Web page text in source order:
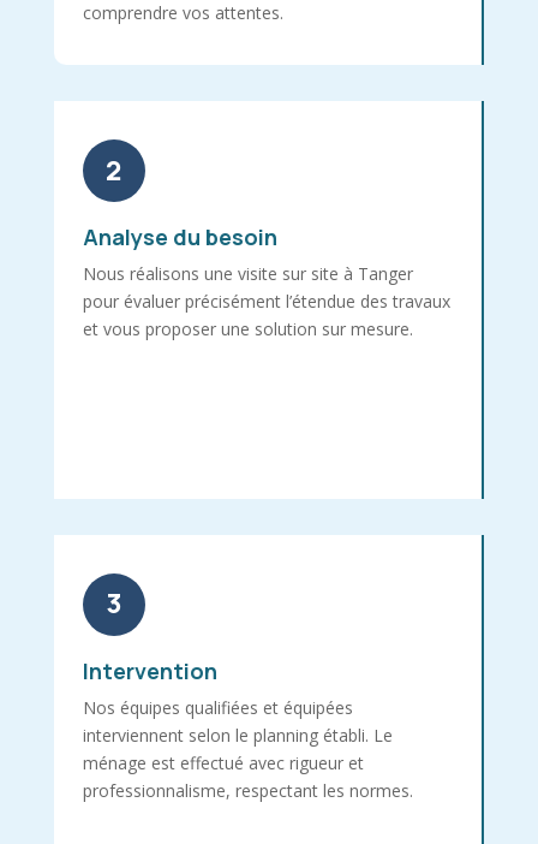
comprendre vos attentes.
2
Analyse du besoin
Nous réalisons une visite sur site à Tanger
pour évaluer précisément l’étendue des travaux
et vous proposer une solution sur mesure.
3
Intervention
Nos équipes qualifiées et équipées
interviennent selon le planning établi. Le
ménage est effectué avec rigueur et
professionnalisme, respectant les normes.